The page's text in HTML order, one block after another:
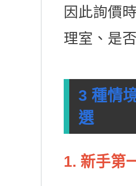
因此詢價
理室、是
3 種情
選
1. 新手第